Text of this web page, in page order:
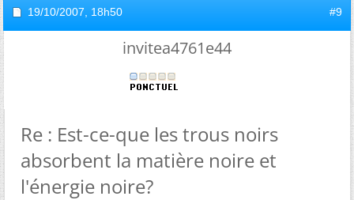
19/10/2007, 18h50 #9
invitea4761e44
Re : Est-ce-que les trous noirs
absorbent la matière noire et
l'énergie noire?